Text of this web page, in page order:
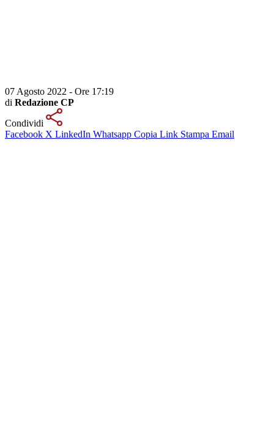
07 Agosto 2022 - Ore 17:19
di Redazione CP
Condividi
Facebook X LinkedIn Whatsapp Copia Link Stampa Email